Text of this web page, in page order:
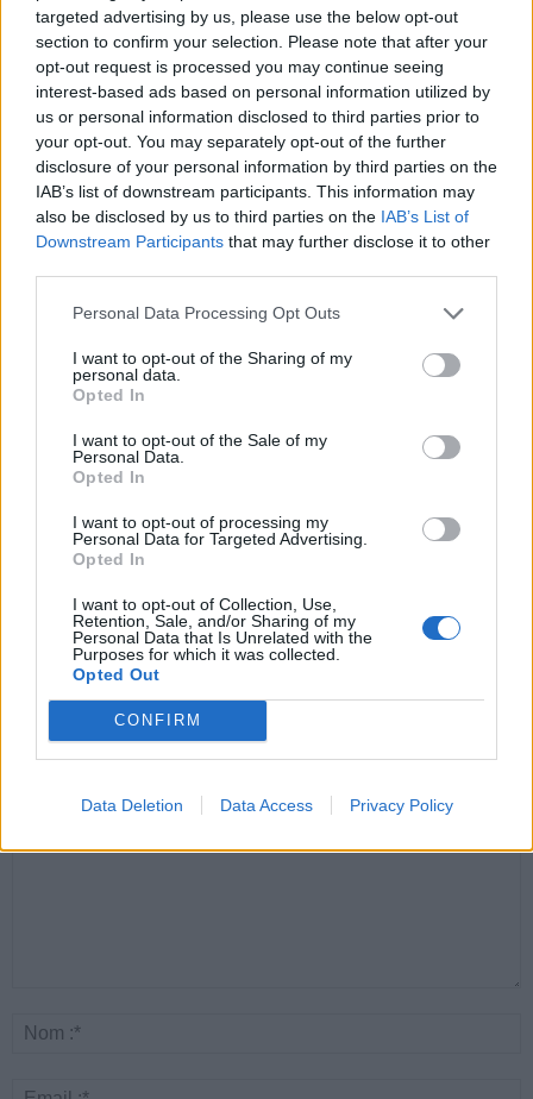
targeted advertising by us, please use the below opt-out
section to confirm your selection. Please note that after your
opt-out request is processed you may continue seeing
interest-based ads based on personal information utilized by
us or personal information disclosed to third parties prior to
your opt-out. You may separately opt-out of the further
disclosure of your personal information by third parties on the
IAB’s list of downstream participants. This information may
also be disclosed by us to third parties on the IAB’s List of
Downstream Participants that may further disclose it to other
Personal Data Processing Opt Outs
I want to opt-out of the Sharing of my
personal data.
Opted In
I want to opt-out of the Sale of my
Personal Data.
Opted In
I want to opt-out of processing my
Personal Data for Targeted Advertising.
Opted In
I want to opt-out of Collection, Use,
Retention, Sale, and/or Sharing of my
Personal Data that Is Unrelated with the
Purposes for which it was collected.
Opted Out
CONFIRM
Data Deletion Data Access Privacy Policy
Le vrai danger du verre de
vin quotidien dévoilé par
un expert
Article suivant
Pourquoi vous repoussez
toujours votre réveil et ce
que cela révèle sur vous
ARTICLES CONNEXES PLUS DE L'AUTEUR
Canicule : les conseils
essentiels des
cardiologues pour
éviter le danger
Éclipse du 12 août :
attention à la pénurie de
lunettes de sécurité
Un chewing-gum
révolutionnaire pour
combattre le cancer
LAISSER UN COMMENTAIRE